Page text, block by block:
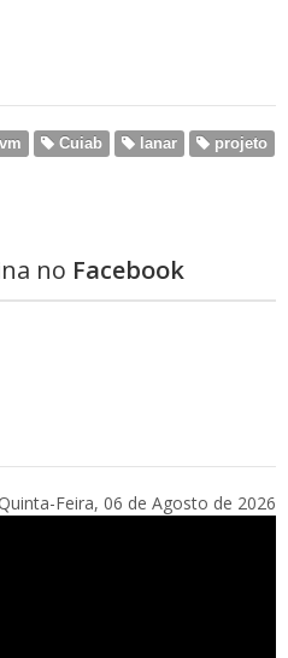
vm Cuiab lanar
projeto
no Facebook
Feira, 06 de Agosto de 2026